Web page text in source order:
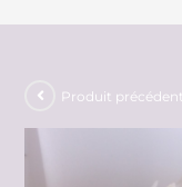
Produit précédent